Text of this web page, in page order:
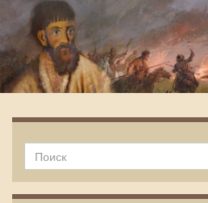
Емельян Пугачев